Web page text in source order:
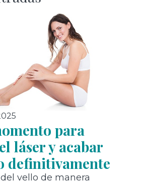
para
láser y acabar
definitivamente
vello de manera